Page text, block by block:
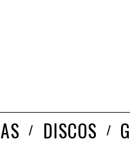
DISCOS